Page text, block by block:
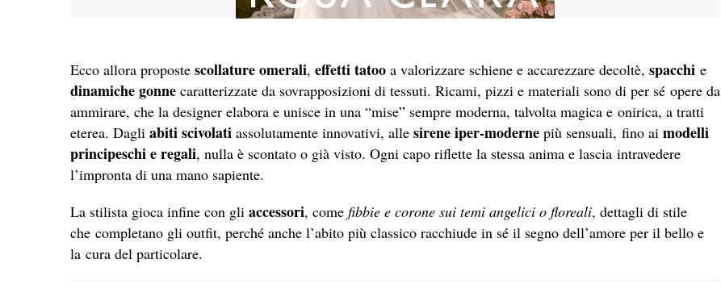
Ecco allora proposte scollature omerali, effetti tatoo a valorizzare schiene e accarezzare decoltè, spacchi e
dinamiche gonne caratterizzate da sovrapposizioni di tessuti. Ricami, pizzi e materiali sono di per sé opere da
ammirare, che la designer elabora e unisce in una “mise” sempre moderna, talvolta magica e onirica, a tratti
eterea. Dagli abiti scivolati assolutamente innovativi, alle sirene iper-moderne più sensuali, fino ai modelli
principeschi e regali, nulla è scontato o già visto. Ogni capo riflette la stessa anima e lascia intravedere
l’impronta di una mano sapiente.
La stilista gioca infine con gli accessori, come fibbie e corone sui temi angelici o floreali, dettagli di stile
che completano gli outfit, perché anche l’abito più classico racchiude in sé il segno dell’amore per il bello e
la cura del particolare.